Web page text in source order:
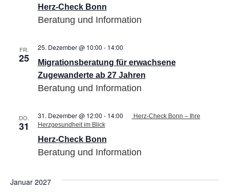
Herz-Check Bonn
Beratung und Information
FR.
25
Migrationsberatung für erwachsene
Zugewanderte ab 27 Jahren
25. Dezember @ 10:00 - 14:00
erwachsene
ab
27
Beratung und Information
DO.
31
Herz-Check Bonn
31. Dezember @ 12:00 - 14:00
Herz-Check Bonn – Ihre
Herzgesundheit im Blick
Beratung und Information
Januar 2027